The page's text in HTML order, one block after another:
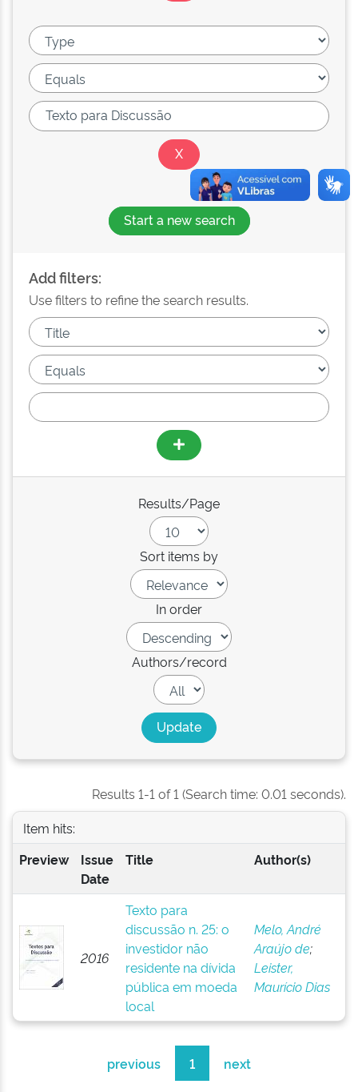
Start a new search
Add filters:
Use filters to refine the search results.
Results/Page
Sort items by
In order
Authors/record
Results 1-1 of 1 (Search time: 0.01 seconds).
Item hits:
Preview
Issue
Date
Title Author(s)
2016
Texto para
discussão n. 25: o
investidor não
residente na dívida
pública em moeda
local
Melo, André
Araújo de;
Leister,
Maurício Dias
previous 1 next